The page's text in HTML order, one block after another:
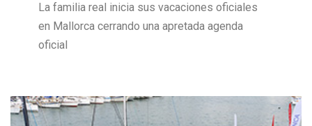
La familia real inicia sus vacaciones oficiales
en Mallorca cerrando una apretada agenda
oficial